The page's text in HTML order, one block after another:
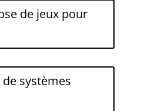
de jeux pour
systèmes